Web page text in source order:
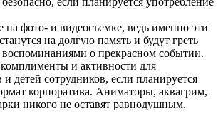
на фото- и видеосъемке, ведь именно эти
на долгую память и будут греть
воспоминаниями о прекрасном событии.
и активности для
детей сотрудников, если планируется
корпоратива. Аниматоры, аквагрим,
никого не оставят равнодушным.